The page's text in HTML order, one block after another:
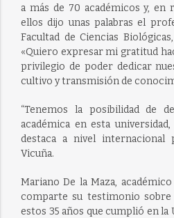
a más de 70 académicos y, en
ellos dijo unas palabras el
Facultad de Ciencias
«Quiero expresar mi gratitud
privilegio de poder dedicar
cultivo y transmisión de
“Tenemos la posibilidad de
académica en esta
destaca a nivel internacional
Vicuña.
Mariano De la Maza,
comparte su testimonio
estos 35 años que cumplió en la